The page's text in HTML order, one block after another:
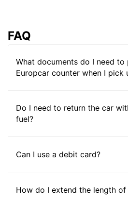
FAQ
What documents do I need to
Europcar counter when I pick
Do I need to return the car
fuel?
Can I use a debit card?
How do I extend the length of